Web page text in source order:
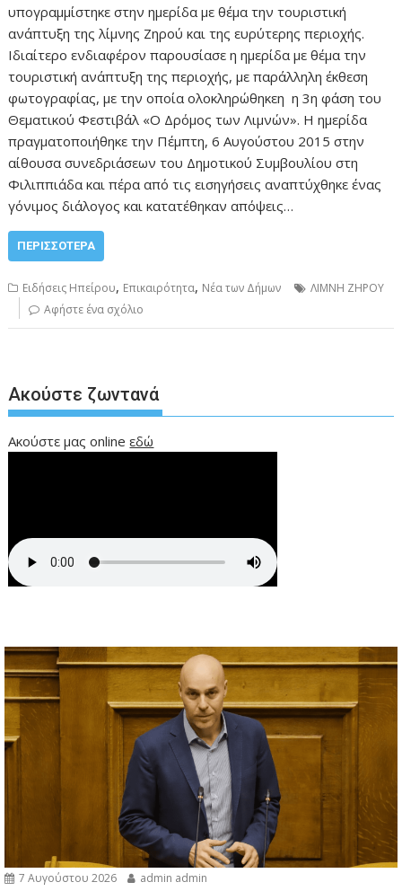
υπογραμμίστηκε στην ημερίδα με θέμα την τουριστική
ανάπτυξη της λίμνης Ζηρού και της ευρύτερης περιοχής.
Ιδιαίτερο ενδιαφέρον παρουσίασε η ημερίδα με θέμα την
τουριστική ανάπτυξη της περιοχής, με παράλληλη έκθεση
φωτογραφίας, με την οποία ολοκληρώθηκεη η 3η φάση του
Θεματικού Φεστιβάλ «Ο Δρόμος των Λιμνών». Η ημερίδα
πραγματοποιήθηκε την Πέμπτη, 6 Αυγούστου 2015 στην
αίθουσα συνεδριάσεων του Δημοτικού Συμβουλίου στη
Φιλιππιάδα και πέρα από τις εισηγήσεις αναπτύχθηκε ένας
γόνιμος διάλογος και κατατέθηκαν απόψεις…
ΠΕΡΙΣΣΌΤΕΡΑ
Ειδήσεις Ηπείρου, Επικαιρότητα, Νέα των Δήμων
ΛΙΜΝΗ ΖΗΡΟΥ
Αφήστε ένα σχόλιο
Ακούστε ζωντανά
Ακούστε μας onlineεδώ
7 Αυγούστου 2026 admin admin